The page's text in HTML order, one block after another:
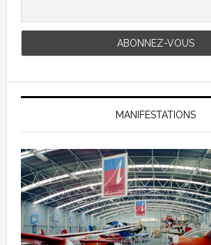
MANIFESTATIONS